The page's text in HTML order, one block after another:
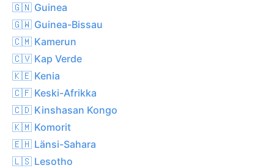
🇬🇳 Guinea
🇬🇼 Guinea-Bissau
🇨🇲 Kamerun
🇨🇻 Kap Verde
🇰🇪 Kenia
🇨🇫 Keski-Afrikka
🇨🇩 Kinshasan Kongo
🇰🇲 Komorit
🇪🇭 Länsi-Sahara
🇱🇸 Lesotho